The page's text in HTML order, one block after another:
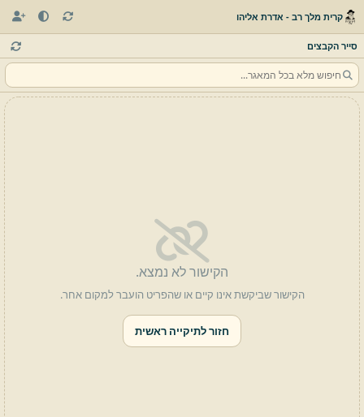
קרית מלך רב - אדרת אליהו
סייר הקבצים
הקישור לא נמצא.
הקישור שביקשת אינו קיים או שהפריט הועבר למקום אחר.
חזור לתיקייה ראשית